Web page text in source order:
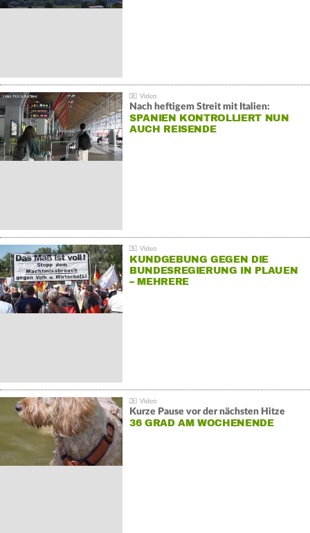
Nach heftigem Streit mit Italien:
SPANIEN KONTROLLIERT NUN
AUCH REISENDE
KUNDGEBUNG GEGEN DIE
BUNDESREGIERUNG IN PLAUEN
– MEHRERE
Kurze Pause vor der nächsten Hitze
36 GRAD AM WOCHENENDE